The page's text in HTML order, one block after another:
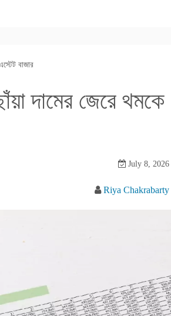
বাজার
দামের জেরে থমকে
July 8, 2026
Riya Chakrabarty